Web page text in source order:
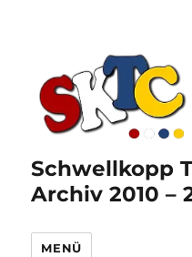
Schwellkopp
Archiv 2010 –
MENÜ